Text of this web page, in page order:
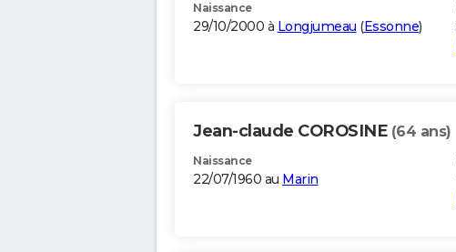
Naissance
29/10/2000 à Longjumeau (Essonne)
Jean-claude COROSINE (64 ans)
Naissance
22/07/1960 au Marin